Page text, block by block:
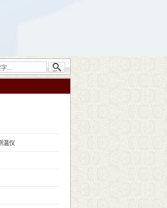
设备包括：超声检测（UT）；射线检测（RT）；渗透检
温仪